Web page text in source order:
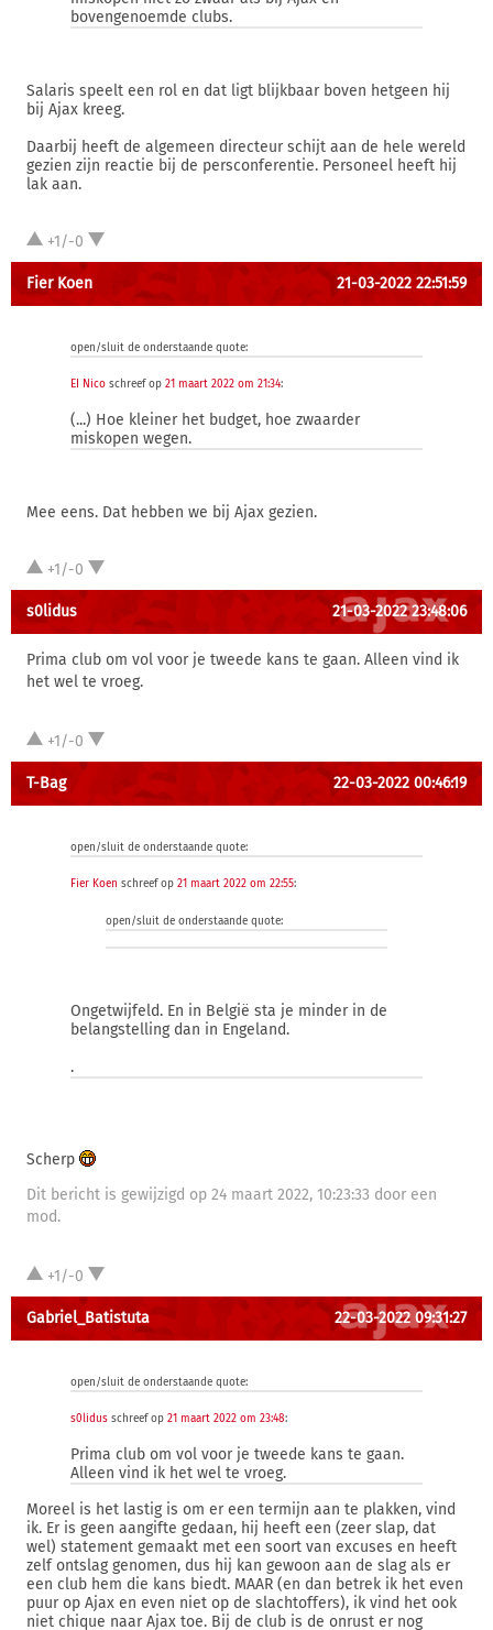
bovengenoemde clubs.
Salaris speelt een rol en dat ligt blijkbaar boven hetgeen hij
bij Ajax kreeg.
Daarbij heeft de algemeen directeur schijt aan de hele wereld
gezien zijn reactie bij de persconferentie. Personeel heeft hij
lak aan.
+1/-0
Fier Koen 21-03-2022 22:51:59
open/sluit de onderstaande quote:
EI Nico schreef op 21 maart 2022 om 21:34:
(...) Hoe kleiner het budget, hoe zwaarder
miskopen wegen.
Mee eens. Dat hebben we bij Ajax gezien.
+1/-0
s0lidus 21-03-2022 23:48:06
Prima club om vol voor je tweede kans te gaan. Alleen vind ik
het wel te vroeg.
+1/-0
T-Bag 22-03-2022 00:46:19
open/sluit de onderstaande quote:
Fier Koen schreef op 21 maart 2022 om 22:55:
open/sluit de onderstaande quote:
Ongetwijfeld. En in België sta je minder in de
belangstelling dan in Engeland.
.
Scherp
Dit bericht is gewijzigd op 24 maart 2022, 10:23:33 door een
mod.
+1/-0
Gabriel_Batistuta 22-03-2022 09:31:27
open/sluit de onderstaande quote:
s0lidus schreef op 21 maart 2022 om 23:48:
Prima club om vol voor je tweede kans te gaan.
Alleen vind ik het wel te vroeg.
Moreel is het lastig is om er een termijn aan te plakken, vind
ik. Er is geen aangifte gedaan, hij heeft een (zeer slap, dat
wel) statement gemaakt met een soort van excuses en heeft
zelf ontslag genomen, dus hij kan gewoon aan de slag als er
een club hem die kans biedt. MAAR (en dan betrek ik het even
puur op Ajax en even niet op de slachtoffers), ik vind het ook
niet chique naar Ajax toe. Bij de club is de onrust er nog